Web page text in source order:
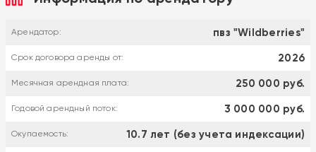
Арендатор: пвз "Wildberries"
Срок договора аренды от: 2026
Месячная арендная плата: 250 000 руб.
Годовой арендный поток: 3 000 000 руб.
Окупаемость: 10.7 лет (без учета индексации)